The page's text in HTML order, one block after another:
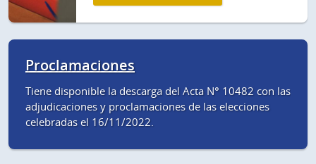
Proclamaciones
Tiene disponible la descarga del Acta N° 10482 con las
adjudicaciones y proclamaciones de las elecciones
celebradas el 16/11/2022.